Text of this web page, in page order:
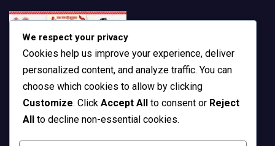
We respect your privacy
Cookies help us improve your experience, deliver
personalized content, and analyze traffic. You can
choose which cookies to allow by clicking
Customize. Click Accept All to consent or Reject
All to decline non-essential cookies.